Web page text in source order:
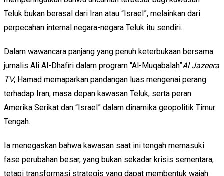
Teluk bukan berasal dari Iran atau “Israel”, melainkan dari
perpecahan internal negara-negara Teluk itu sendiri.
Dalam wawancara panjang yang penuh keterbukaan bersama
jurnalis Ali Al-Dhafiri dalam program “Al-Muqabalah”Al Jazeera
TV, Hamad memaparkan pandangan luas mengenai perang
terhadap Iran, masa depan kawasan Teluk, serta peran
Amerika Serikat dan “Israel” dalam dinamika geopolitik Timur
Tengah.
Ia menegaskan bahwa kawasan saat ini tengah memasuki
fase perubahan besar, yang bukan sekadar krisis sementara,
tetapi transformasi strategis yang dapat membentuk wajah